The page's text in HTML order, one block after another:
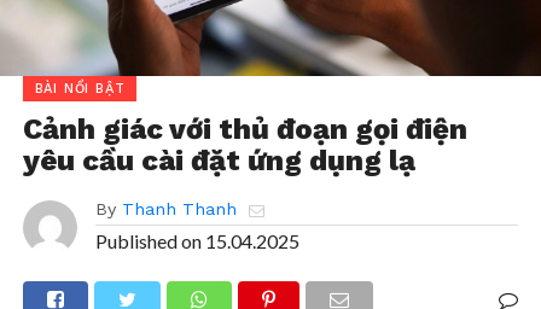
BÀI NỔI BẬT
Cảnh giác với thủ đoạn gọi điện
yêu cầu cài đặt ứng dụng lạ
By Thanh Thanh
Published on 15.04.2025